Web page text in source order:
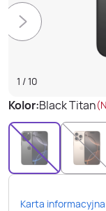
1 /10
Kolor:Black Titan
Karta